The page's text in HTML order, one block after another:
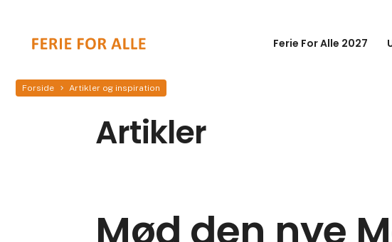
Ferie For Alle 2027
Forside Artikler og inspiration
Artikler
Mød den nye